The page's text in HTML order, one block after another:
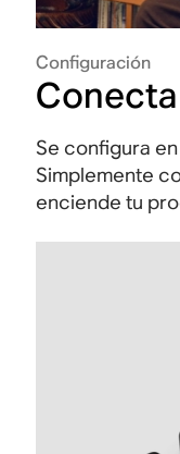
Configuración
Se configura
Simplemente
enciende tu